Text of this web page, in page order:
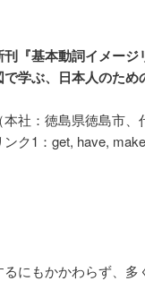
『基本動詞イメー
学ぶ、日本人のため
社：徳島県徳島市
ク1：get, have,
にもかかわらず、